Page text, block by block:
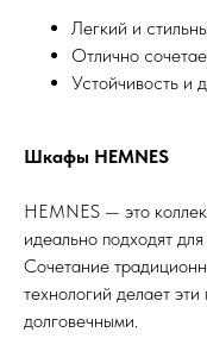
Легкий и
Отлично
Устойчивость и
Шкафы HEMNES
HEMNES — это
идеально подходят
Сочетание
технологий делает
долговечными.